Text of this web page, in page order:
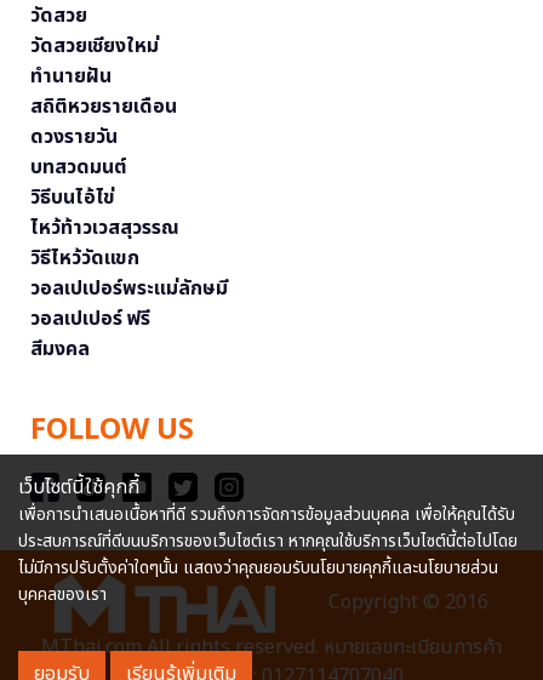
วัดสวย
วัดสวยเชียงใหม่
ทำนายฝัน
สถิติหวยรายเดือน
ดวงรายวัน
บทสวดมนต์
วิธีบนไอ้ไข่
ไหว้ท้าวเวสสุวรรณ
วิธีไหว้วัดแขก
วอลเปเปอร์พระแม่ลักษมี
วอลเปเปอร์ ฟรี
สีมงคล
FOLLOW US
Copyright © 2016
MThai.com All rights reserved. หมายเลขทะเบียนการค้า
เว็บไซต์นี้ใช้คุกกี้
เพื่อการนำเสนอเนื้อหาที่ดี รวมถึงการจัดการข้อมูลส่วนบุคคล เพื่อให้คุณได้รับ
ประสบการณ์ที่ดีบนบริการของเว็บไซต์เรา หากคุณใช้บริการเว็บไซต์นี้ต่อไปโดย
ไม่มีการปรับตั้งค่าใดๆนั้น แสดงว่าคุณยอมรับนโยบายคุกกี้และนโยบายส่วน
บุคคลของเรา
ยอมรับ เรียนรู้เพิ่มเติม